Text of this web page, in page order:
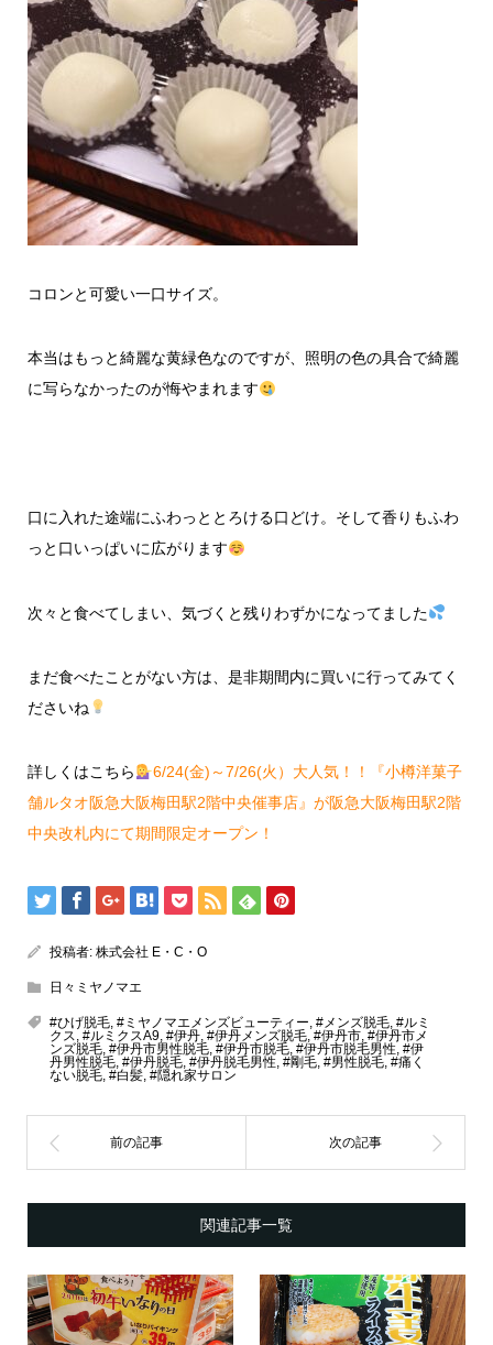
コロンと可愛い一口サイズ。
本当はもっと綺麗な黄緑色なのですが、照明の色の具合で綺麗
に写らなかったのが悔やまれます
口に入れた途端にふわっととろける口どけ。そして香りもふわ
っと口いっぱいに広がります
次々と食べてしまい、気づくと残りわずかになってました
まだ食べたことがない方は、是非期間内に買いに行ってみてく
ださいね
詳しくはこちら
6/24(金)～7/26(火）大人気！！『小樽洋菓子
舗ルタオ阪急大阪梅田駅2階中央催事店』が阪急大阪梅田駅2階
中央改札内にて期間限定オープン！
投稿者: 株式会社 E・C・O
日々ミヤノマエ
#ひげ脱毛, #ミヤノマエメンズビューティー, #メンズ脱毛, #ルミ
クス, #ルミクスA9, #伊丹, #伊丹メンズ脱毛, #伊丹市, #伊丹市メ
ンズ脱毛, #伊丹市男性脱毛, #伊丹市脱毛, #伊丹市脱毛男性, #伊
丹男性脱毛, #伊丹脱毛, #伊丹脱毛男性, #剛毛, #男性脱毛, #痛く
ない脱毛, #白髪, #隠れ家サロン
関連記事一覧